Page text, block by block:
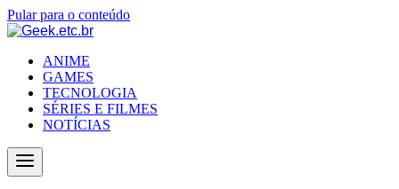
Pular para o conteúdo
ANIME
GAMES
TECNOLOGIA
SÉRIES E FILMES
NOTÍCIAS